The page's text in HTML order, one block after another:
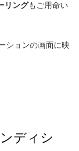
リングもご用命い
ションの画面に映
ディシ